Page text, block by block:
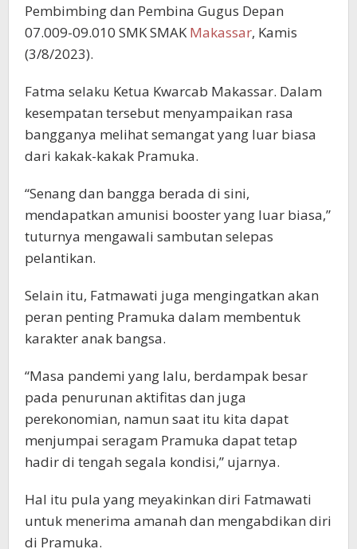
Pembimbing dan Pembina Gugus Depan
07.009-09.010 SMK SMAKMakassar, Kamis
(3/8/2023).
Fatma selaku Ketua Kwarcab Makassar. Dalam
kesempatan tersebut menyampaikan rasa
bangganya melihat semangat yang luar biasa
dari kakak-kakak Pramuka.
“Senang dan bangga berada di sini,
mendapatkan amunisi booster yang luar biasa,”
tuturnya mengawali sambutan selepas
pelantikan.
Selain itu, Fatmawati juga mengingatkan akan
peran penting Pramuka dalam membentuk
karakter anak bangsa.
“Masa pandemi yang lalu, berdampak besar
pada penurunan aktifitas dan juga
perekonomian, namun saat itu kita dapat
menjumpai seragam Pramuka dapat tetap
hadir di tengah segala kondisi,” ujarnya.
Hal itu pula yang meyakinkan diri Fatmawati
untuk menerima amanah dan mengabdikan diri
di Pramuka.